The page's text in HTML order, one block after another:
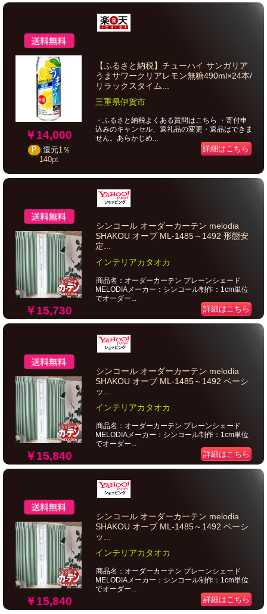
￥14,000
P 還元1％
140pt
【ふるさと納税】チューハイ サンガリア
うまサワークリアレモン無糖490ml×24本/
リラックスタイム...
三重県伊賀市
・ふるさと納税よくある質問はこちら ・寄付申
込みのキャンセル、返礼品の変更・返品はできま
せん。あらかじめ...
詳細はこちら
￥15,730
シンコール オーダーカーテン melodia
SHAKOU オーブ ML-1485～1492 形態安
定...
インテリアカタオカ
商品名：オーダーカーテン プレーンシェード
MELODIAメーカー：シンコール制作：1cm単位
でオーダー...
詳細はこちら
￥15,840
シンコール オーダーカーテン melodia
SHAKOU オーブ ML-1485～1492 ベーシ
ッ...
インテリアカタオカ
商品名：オーダーカーテン プレーンシェード
MELODIAメーカー：シンコール制作：1cm単位
でオーダー...
詳細はこちら
￥15,840
シンコール オーダーカーテン melodia
SHAKOU オーブ ML-1485～1492 ベーシ
ッ...
インテリアカタオカ
商品名：オーダーカーテン プレーンシェード
MELODIAメーカー：シンコール制作：1cm単位
でオーダー...
詳細はこちら